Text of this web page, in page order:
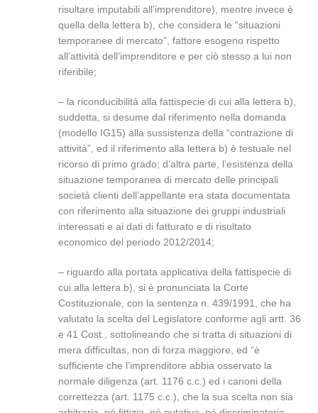
risultare imputabili all’imprenditore), mentre invece è
quella della lettera b), che considera le “situazioni
temporanee di mercato”, fattore esogeno rispetto
all’attività dell’imprenditore e per ciò stesso a lui non
riferibile;
– la riconducibilità alla fattispecie di cui alla lettera b),
suddetta, si desume dal riferimento nella domanda
(modello IG15) alla sussistenza della “contrazione di
attività”, ed il riferimento alla lettera b) è testuale nel
ricorso di primo grado; d’altra parte, l’esistenza della
situazione temporanea di mercato delle principali
società clienti dell’appellante era stata documentata
con riferimento alla situazione dei gruppi industriali
interessati e ai dati di fatturato e di risultato
economico del periodo 2012/2014;
– riguardo alla portata applicativa della fattispecie di
cui alla lettera b), si è pronunciata la Corte
Costituzionale, con la sentenza n. 439/1991, che ha
valutato la scelta del Legislatore conforme agli artt. 36
e 41 Cost., sottolineando che si tratta di situazioni di
mera difficultas, non di forza maggiore, ed “è
sufficiente che l’imprenditore abbia osservato la
normale diligenza (art. 1176 c.c.) ed i canoni della
correttezza (art. 1175 c.c.), che la sua scelta non sia